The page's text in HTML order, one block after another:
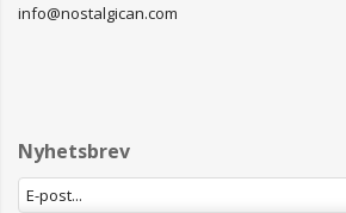
info@nostalgican.com
Nyhetsbrev